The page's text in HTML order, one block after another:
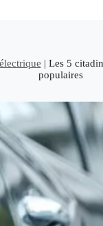
| Les 5
populaires